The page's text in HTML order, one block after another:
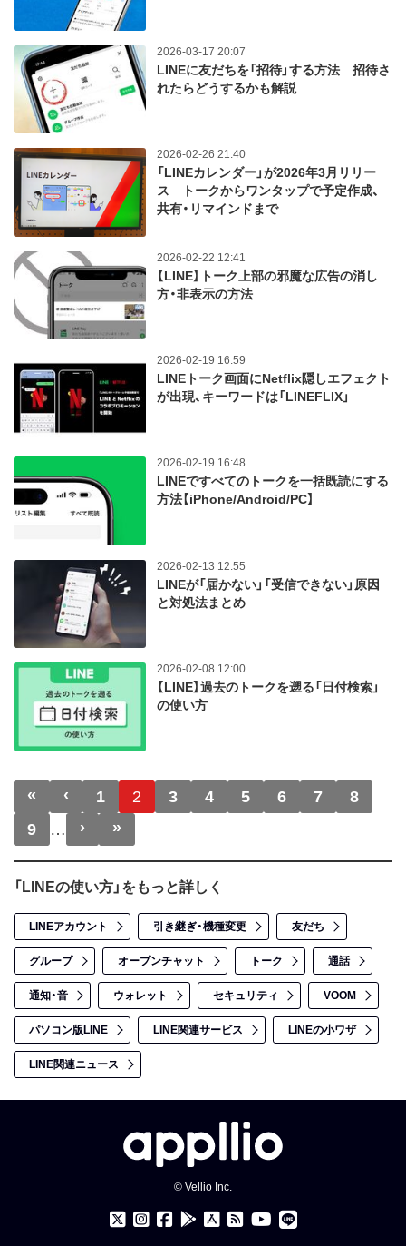
2026-03-17 20:07
LINEに友だちを「招待」する方法 招待さ
れたらどうするかも解説
2026-02-26 21:40
「LINEカレンダー」が2026年3月リリー
ス トークからワンタップで予定作成、
共有・リマインドまで
2026-02-22 12:41
【LINE】トーク上部の邪魔な広告の消し
方・非表示の方法
2026-02-19 16:59
LINEトーク画面にNetflix隠しエフェクト
が出現、キーワードは「LINEFLIX」
2026-02-19 16:48
LINEですべてのトークを一括既読にする
方法【iPhone/Android/PC】
2026-02-13 12:55
LINEが「届かない」「受信できない」原因
と対処法まとめ
2026-02-08 12:00
【LINE】過去のトークを遡る「日付検索」
の使い方
ページ送り
« 先頭ページ
‹ 前ページ
1 2 3 4 5 6 7
8
9
… › 次ページ
»最終ページ
「LINEの使い方」をもっと詳しく
LINEアカウント 引き継ぎ・機種変更 友だち
グループ オープンチャット トーク 通話
通知・音 ウォレット セキュリティ VOOM
パソコン版LINE LINE関連サービス LINEの小ワザ
LINE関連ニュース
© Vellio Inc.